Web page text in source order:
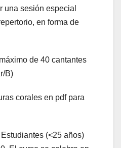
una sesión especial
en forma de
de 40 cantantes
B)
corales en pdf para
(<25 años)